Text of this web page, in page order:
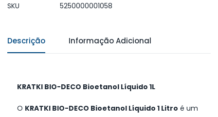
SKU 5250000001058
Descrição Informação Adicional
KRATKI BIO-DECO Bioetanol Líquido 1L
O KRATKI BIO-DECO Bioetanol Líquido 1 Litro é um